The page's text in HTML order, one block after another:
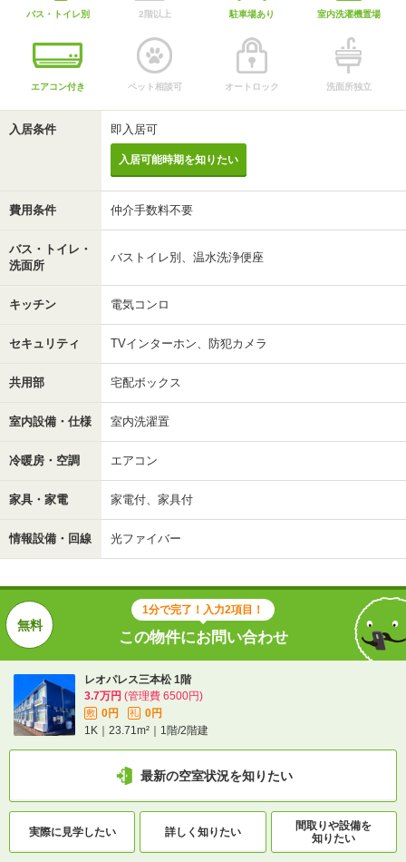
バス・トイレ別 2階以上 駐車場あり 室内洗濯機置場
エアコン付き ペット相談可 オートロック 洗面所独立
入居条件 即入居可
入居可能時期を知りたい
費用条件 仲介手数料不要
バス・トイレ・
洗面所
バストイレ別、温水洗浄便座
キッチン 電気コンロ
セキュリティ TVインターホン、防犯カメラ
共用部 宅配ボックス
室内設備・仕様 室内洗濯置
冷暖房・空調 エアコン
家具・家電 家電付、家具付
情報設備・回線 光ファイバー
1分で完了！入力2項目！
この物件にお問い合わせ
レオパレス三本松 1階
3.7万円 (管理費 6500円)
敷 0円 礼
0円
1K｜23.71m²｜1階/2階建
最新の空室状況を知りたい
実際に見学したい 詳しく知りたい
間取りや設備を
知りたい